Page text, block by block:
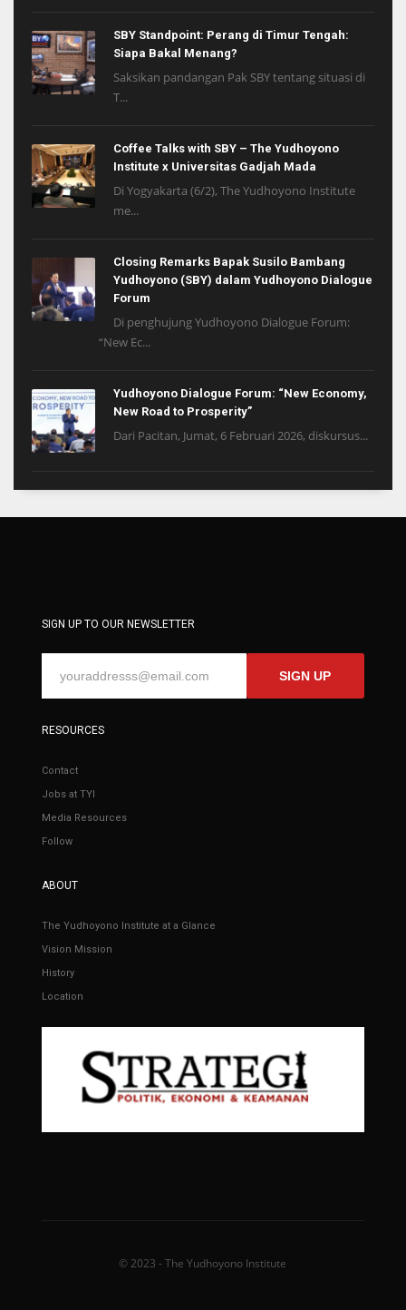
SBY Standpoint: Perang di Timur Tengah:
Siapa Bakal Menang?
Saksikan pandangan Pak SBY tentang situasi di
T...
Coffee Talks with SBY – The Yudhoyono
Institute x Universitas Gadjah Mada
Di Yogyakarta (6/2), The Yudhoyono Institute
me...
Closing Remarks Bapak Susilo Bambang
Yudhoyono (SBY) dalam Yudhoyono Dialogue
Forum
Di penghujung Yudhoyono Dialogue Forum:
“New Ec...
Yudhoyono Dialogue Forum: “New Economy,
New Road to Prosperity”
Dari Pacitan, Jumat, 6 Februari 2026, diskursus...
SIGN UP TO OUR NEWSLETTER
SIGN UP
RESOURCES
Contact
Jobs at TYI
Media Resources
Follow
ABOUT
The Yudhoyono Institute at a Glance
Vision Mission
History
Location
© 2023 - The Yudhoyono Institute